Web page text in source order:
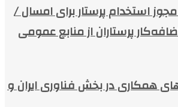
استخدام پرستار برای امسال /
پرستاران از منابع عمومی
همکاری در بخش فناوری ایران و